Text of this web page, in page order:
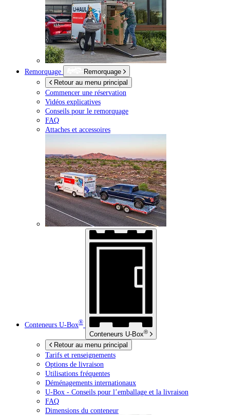
Remorquage
Remorquage
Retour au menu principal
Commencer une réservation
Vidéos explicatives
Conseils pour le remorquage
FAQ
Attaches et accessoires
Conteneurs U-Box®
Conteneurs U-Box®
Retour au menu principal
Tarifs et renseignements
Options de livraison
Utilisations fréquentes
Déménagements internationaux
U-Box - Conseils pour l’emballage et la livraison
FAQ
Dimensions du conteneur